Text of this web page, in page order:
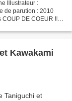
Illustrateur :
de parution : 2010
DE COEUR !!!!
Kawakami